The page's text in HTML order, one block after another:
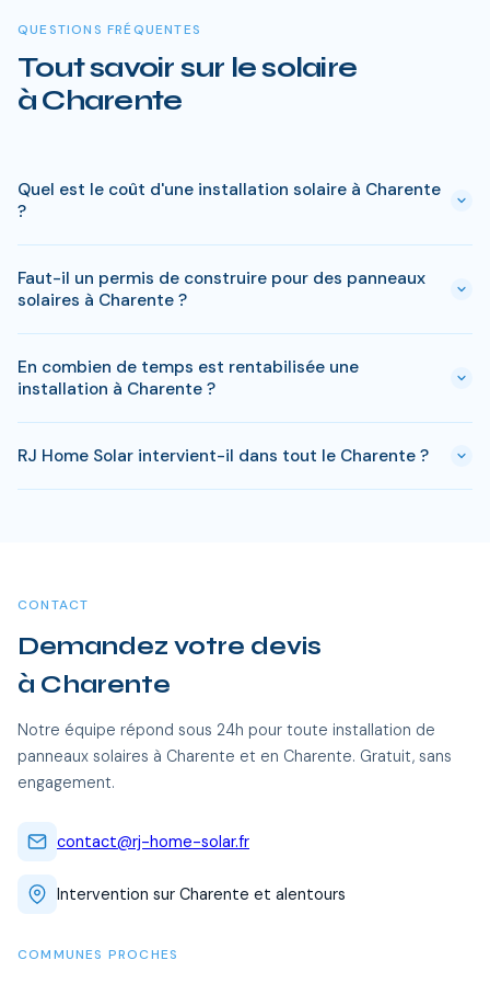
QUESTIONS FRÉQUENTES
Tout savoir sur le solaire
à Charente
Quel est le coût d'une installation solaire à Charente
?
à 9 kWc). Après les aides disponibles en Charente
(MaPrimeRénov', prime autoconsommation, TVA réduite), le
reste à charge peut descendre sous 4 000 € pour une
installation standard de 3 kWc.
Faut-il un permis de construire pour des panneaux
solaires à Charente ?
à Charente. Si votre bien est classé ou en zone protégée en
Charente, des règles spécifiques peuvent s'appliquer. RJ
Home Solar gère toutes ces démarches sans surcoût.
En combien de temps est rentabilisée une
installation à Charente ?
investissement est atteint en 8-10 ans pour une installation
standard. L'electricite produite est ensuite quasi gratuite
RJ Home Solar intervient-il dans tout le Charente ?
CONTACT
Demandez votre devis
à Charente
Notre équipe répond sous 24h pour toute installation de
panneaux solaires à Charente et en Charente. Gratuit, sans
engagement.
contact@rj-home-solar.fr
Intervention sur Charente et alentours
COMMUNES PROCHES